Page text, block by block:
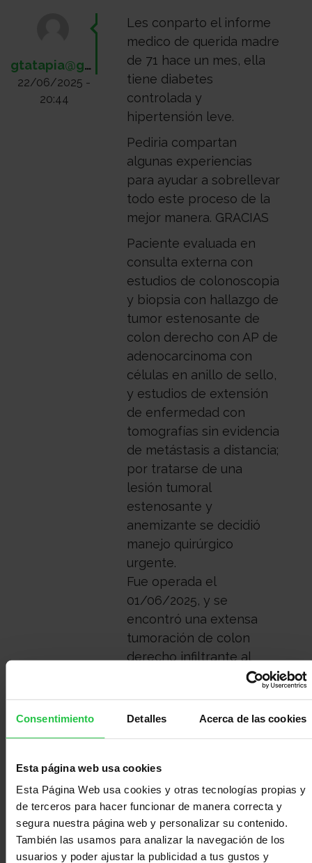
Consentimiento Detalles Acerca de las cookies
Esta página web usa cookies
Esta Página Web usa cookies y otras tecnologías propias y
de terceros para hacer funcionar de manera correcta y
segura nuestra página web y personalizar su contenido.
También las usamos para analizar la navegación de los
usuarios y poder ajustar la publicidad a tus gustos y
gtatapia@gmail.com
22/06/2025 -
20:44
Les conparto el informe
medico de querida madre
de 71 hace un mes, ella
tiene diabetes
controlada y
hipertensión leve.
Pediria compartan
algunas experiencias
para ayudar a sobrellevar
todo este proceso de la
mejor manera. GRACIAS
Paciente evaluada en
consulta externa con
estudios de colonoscopia
y biopsia con hallazgo de
tumor estenosante de
colon derecho con AP de
adenocarcinoma con
células en anillo de sello,
y estudios de extensión
de enfermedad con
tomografías sin evidencia
de metástasis a distancia;
por tratarse de una
lesión tumoral
estenosante y
anemizante se decidió
manejo quirúrgico
urgente.
Fue operada el
01/06/2025, y se
encontró una extensa
tumoración de colon
derecho infiltrante al
retroperitoneo, raíz de
que estenosaba), cabeza
se encontraron
implantes tumorales en
epiplon, sobre cara
peritoneal de vesícula
biliar, en peritoneo